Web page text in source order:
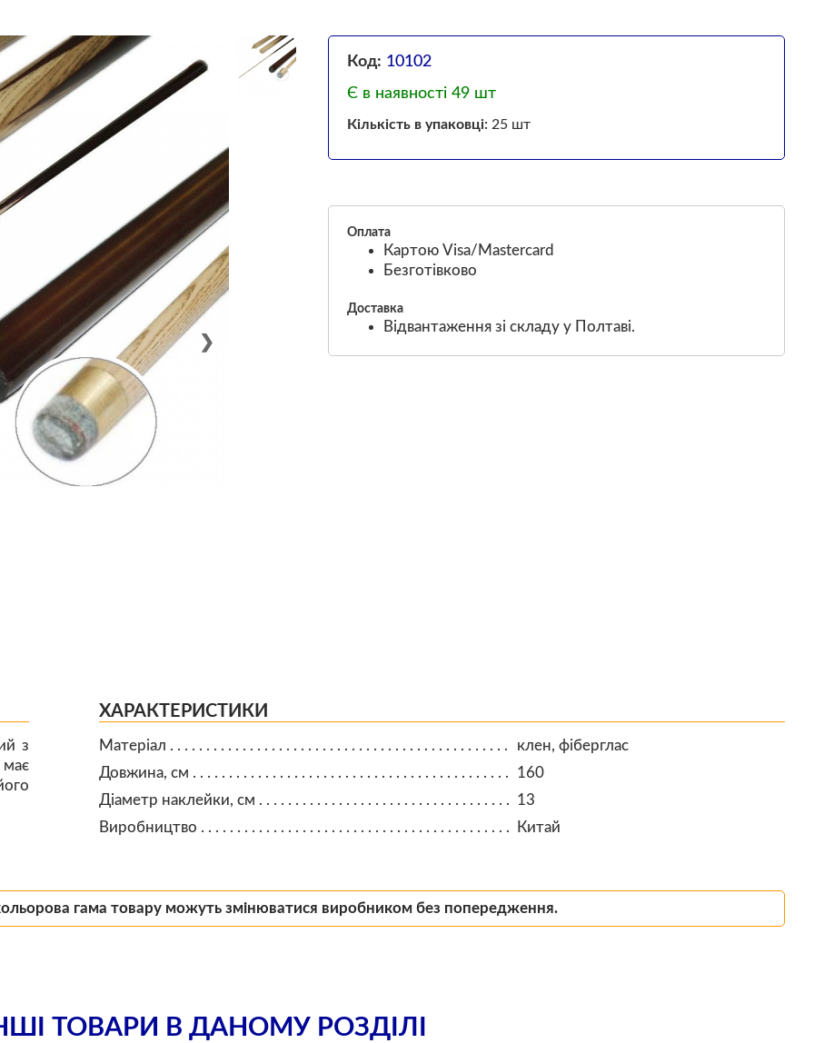
❯
Код: 10102
Є в наявності 49 шт
Кількість в упаковці: 25 шт
Оплата
Картою Visa/Mastercard
Безготівково
Доставка
Відвантаження зі складу у Полтаві.
з
ХАРАКТЕРИСТИКИ
Матеріал
клен, фіберглас
Довжина, см
160
Діаметр наклейки, см
13
Виробництво
Китай
гама товару можуть змінюватися виробником без попередження.
ТОВАРИ В ДАНОМУ РОЗДІЛІ